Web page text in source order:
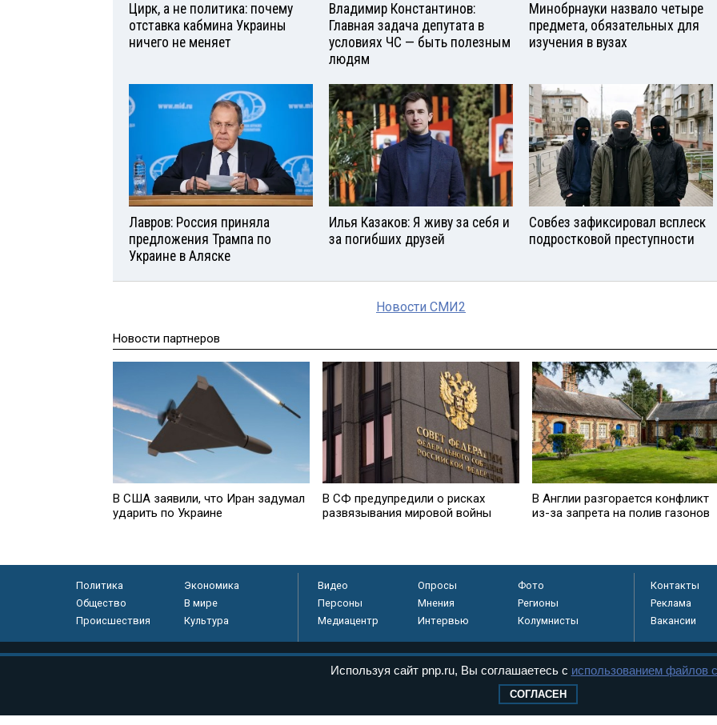
Цирк, а не политика: почему
отставка кабмина Украины
ничего не меняет
Владимир Константинов:
Главная задача депутата в
условиях ЧС — быть полезным
людям
Минобрнауки назвало четыре
предмета, обязательных для
изучения в вузах
Лавров: Россия приняла
предложения Трампа по
Украине в Аляске
Илья Казаков: Я живу за себя и
за погибших друзей
Совбез зафиксировал всплеск
подростковой преступности
Новости СМИ2
Новости партнеров
В США заявили, что Иран задумал
ударить по Украине
В СФ предупредили о рисках
развязывания мировой войны
В Англии разгорается конфликт
из-за запрета на полив газонов
Политика
Экономика
Общество
В мире
Происшествия
Культура
Видео Опросы
Фото
Персоны
Мнения
Регионы
Медиацентр
Интервью Колумнисты
Контакты
Реклама
Вакансии
Используя сайт pnp.ru, Вы соглашаетесь с использованием файлов
СОГЛАСЕН